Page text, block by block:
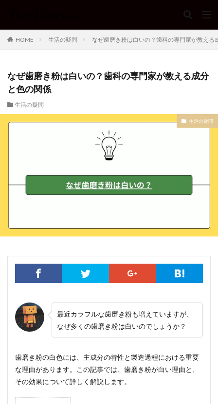
HOME 生活の疑問 なぜ歯磨き粉は白いの？歯科の専門家が教える
なぜ歯磨き粉は白いの？歯科の専門家が教える成分
と色の関係
生活の疑問
生活の疑問
最近カラフルな歯磨き粉も増えていますが、
なぜ多くの歯磨き粉は白いのでしょうか？
歯磨き粉の白色には、主成分の特性と製造過程における重要
な理由があります。この記事では、歯磨き粉が白い理由と、
その効果について詳しく解説します。